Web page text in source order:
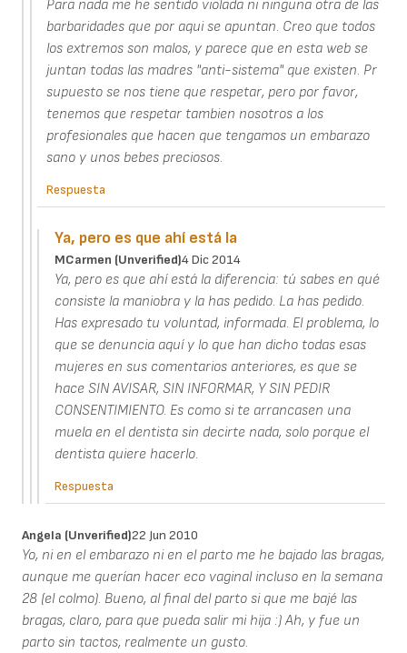
Para nada me he sentido violada ni ninguna otra de las
barbaridades que por aqui se apuntan. Creo que todos
los extremos son malos, y parece que en esta web se
juntan todas las madres "anti-sistema" que existen. Pr
supuesto se nos tiene que respetar, pero por favor,
tenemos que respetar tambien nosotros a los
profesionales que hacen que tengamos un embarazo
sano y unos bebes preciosos.
Respuesta
Ya, pero es que ahí está la
MCarmen (unverified)4 Dic 2014
Ya, pero es que ahí está la diferencia: tú sabes en qué
consiste la maniobra y la has pedido. La has pedido.
Has expresado tu voluntad, informada. El problema, lo
que se denuncia aquí y lo que han dicho todas esas
mujeres en sus comentarios anteriores, es que se
hace SIN AVISAR, SIN INFORMAR, Y SIN PEDIR
CONSENTIMIENTO. Es como si te arrancasen una
muela en el dentista sin decirte nada, solo porque el
dentista quiere hacerlo.
Respuesta
Angela (unverified)22 Jun 2010
Yo, ni en el embarazo ni en el parto me he bajado las bragas,
aunque me querían hacer eco vaginal incluso en la semana
28 (el colmo). Bueno, al final del parto si que me bajé las
bragas, claro, para que pueda salir mi hija :) Ah, y fue un
parto sin tactos, realmente un gusto.